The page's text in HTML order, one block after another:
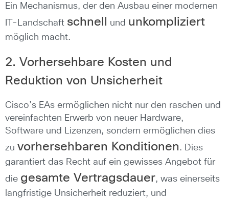
Ein Mechanismus, der den Ausbau einer modernen
IT-Landschaft schnell und unkompliziert
möglich macht.
2. Vorhersehbare Kosten und
Reduktion von Unsicherheit
Cisco’s EAs ermöglichen nicht nur den raschen und
vereinfachten Erwerb von neuer Hardware,
Software und Lizenzen, sondern ermöglichen dies
zu vorhersehbaren Konditionen. Dies
garantiert das Recht auf ein gewisses Angebot für
die gesamte Vertragsdauer, was einerseits
langfristige Unsicherheit reduziert, und